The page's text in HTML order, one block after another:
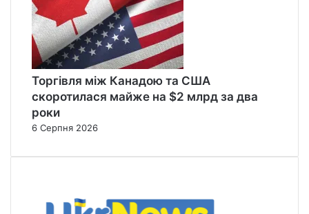
Торгівля між Канадою та США
скоротилася майже на $2 млрд за два
роки
6 Серпня 2026